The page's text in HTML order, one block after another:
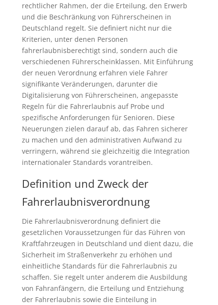
rechtlicher Rahmen, der die Erteilung, den Erwerb
und die Beschränkung von Führerscheinen in
Deutschland regelt. Sie definiert nicht nur die
Kriterien, unter denen Personen
fahrerlaubnisberechtigt sind, sondern auch die
verschiedenen Führerscheinklassen. Mit Einführung
der neuen Verordnung erfahren viele Fahrer
signifikante Veränderungen, darunter die
Digitalisierung von Führerscheinen, angepasste
Regeln für die Fahrerlaubnis auf Probe und
spezifische Anforderungen für Senioren. Diese
Neuerungen zielen darauf ab, das Fahren sicherer
zu machen und den administrativen Aufwand zu
verringern, während sie gleichzeitig die Integration
internationaler Standards vorantreiben.
Definition und Zweck der
Fahrerlaubnisverordnung
Die Fahrerlaubnisverordnung definiert die
gesetzlichen Voraussetzungen für das Führen von
Kraftfahrzeugen in Deutschland und dient dazu, die
Sicherheit im Straßenverkehr zu erhöhen und
einheitliche Standards für die Fahrerlaubnis zu
schaffen. Sie regelt unter anderem die Ausbildung
von Fahranfängern, die Erteilung und Entziehung
der Fahrerlaubnis sowie die Einteilung in